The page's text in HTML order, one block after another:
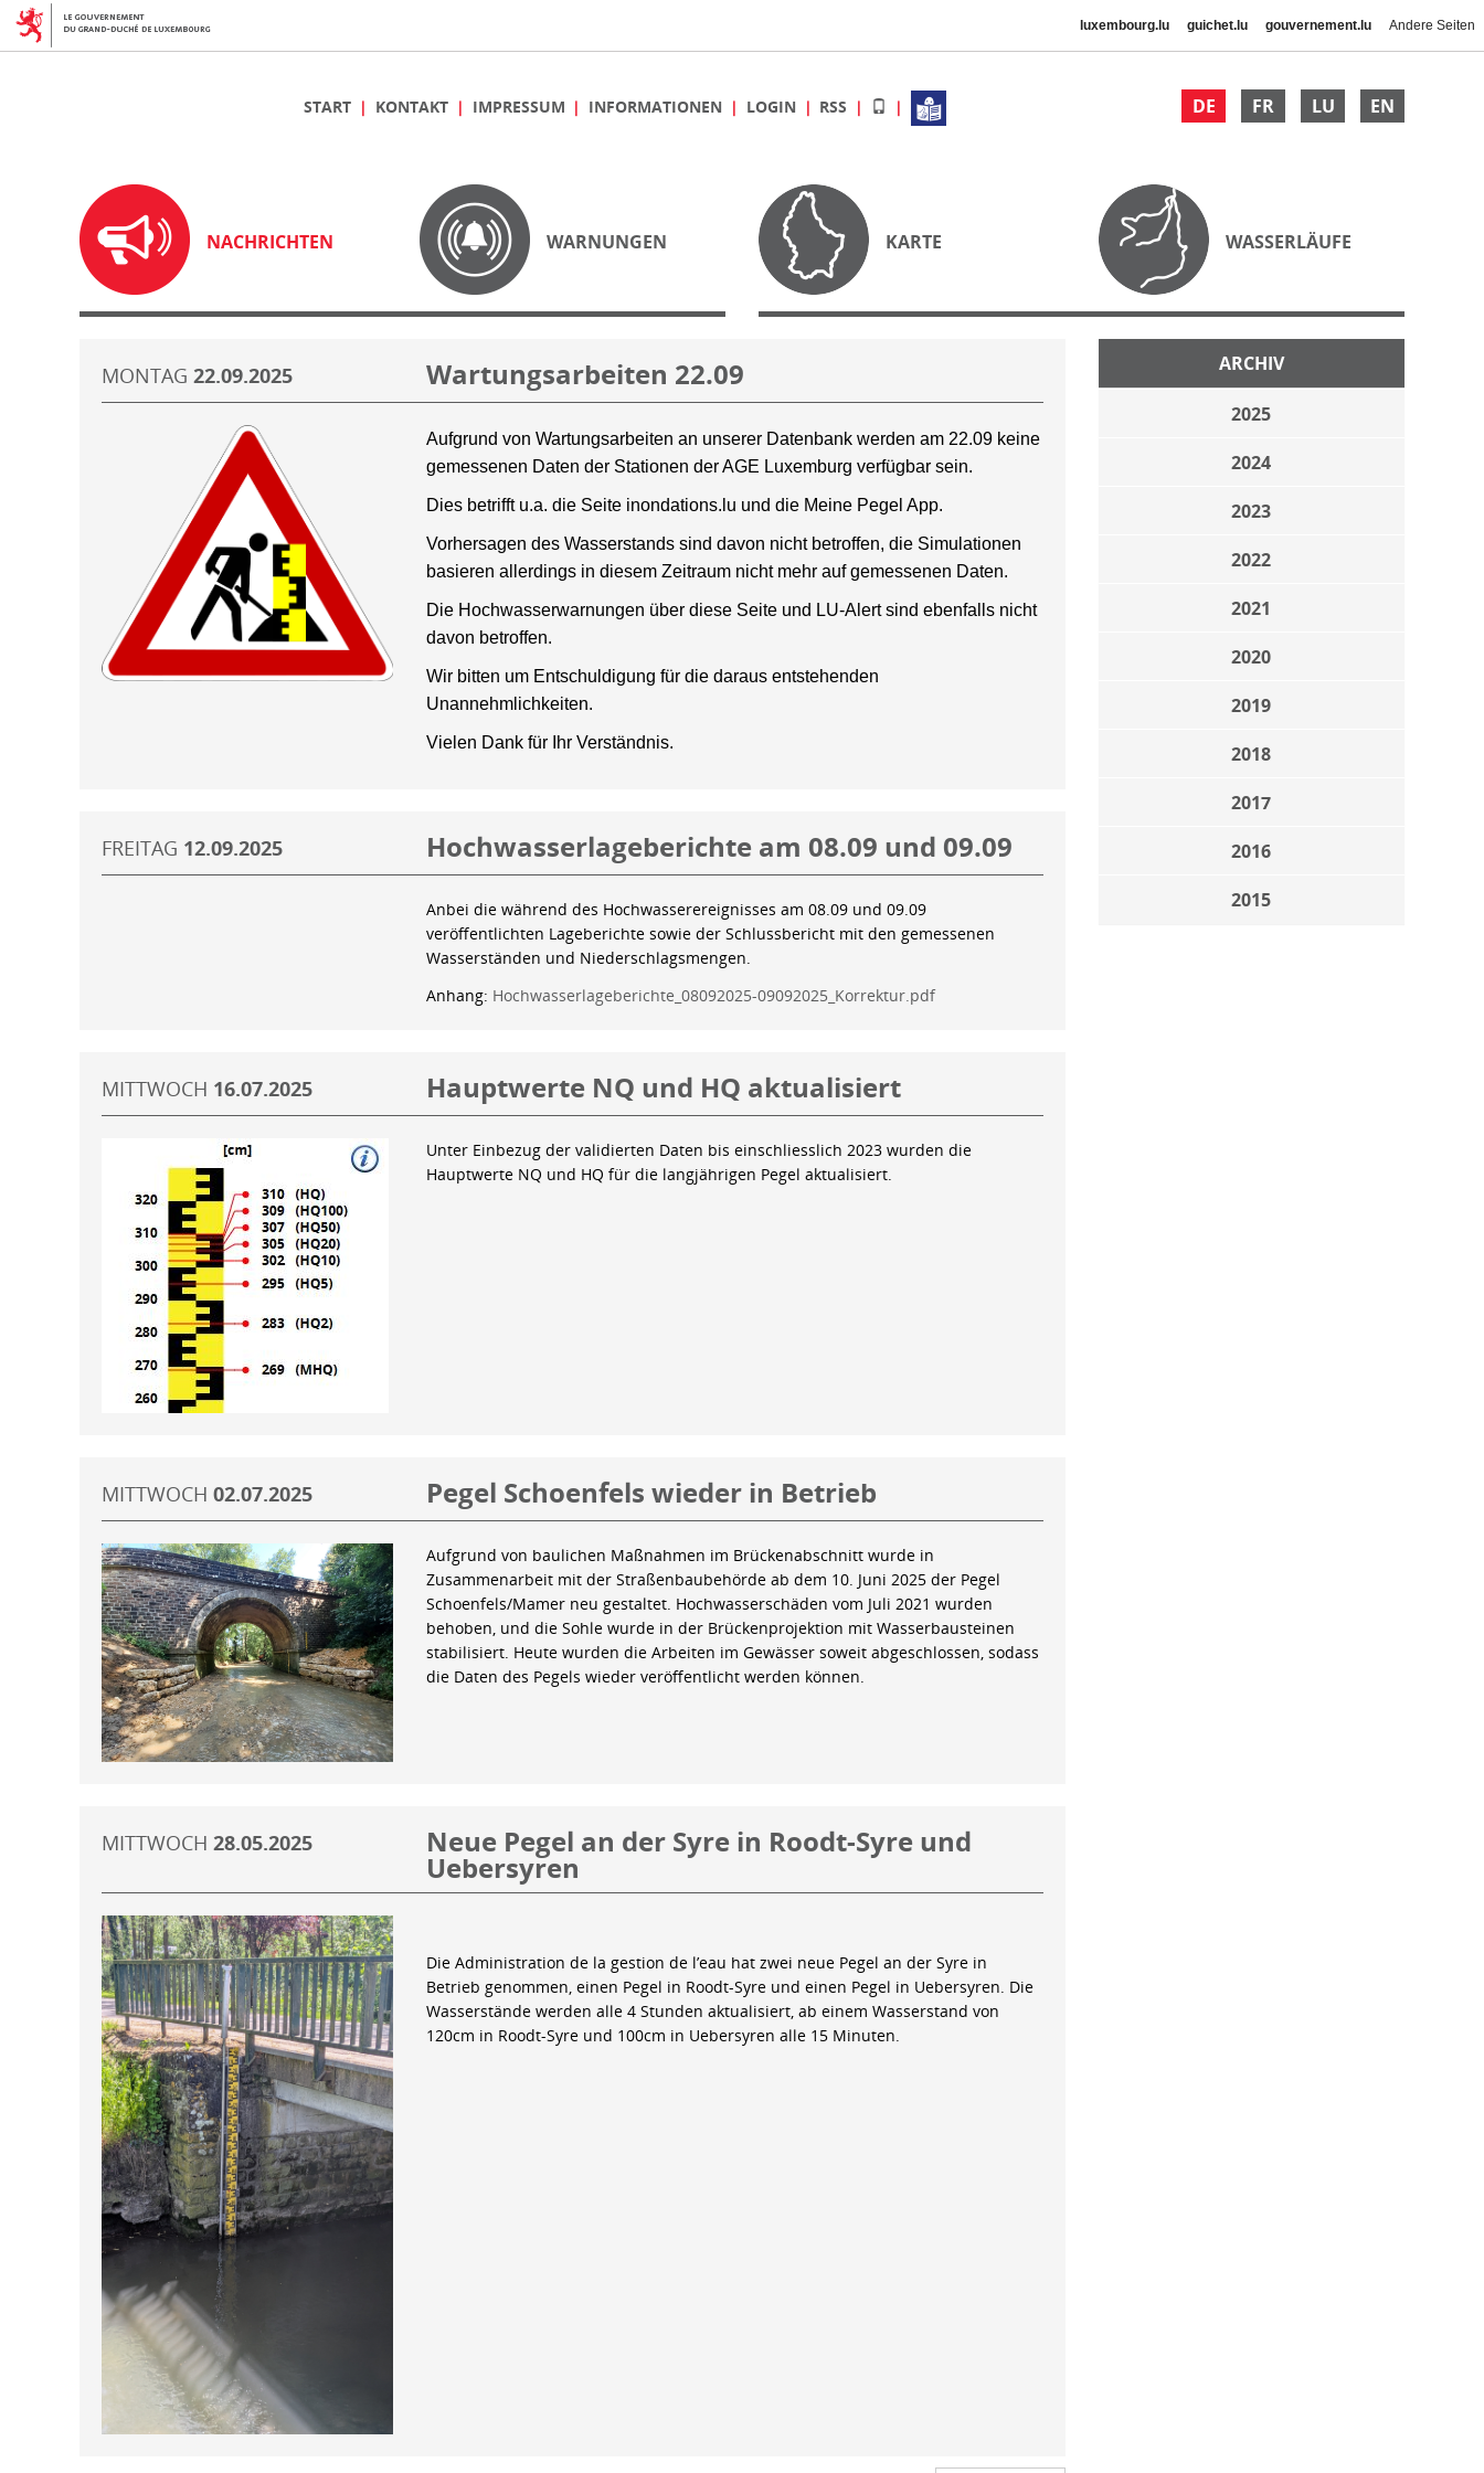
luxembourg.lu guichet.lu gouvernement.lu Andere Seiten
DE FR LU EN
START KONTAKT IMPRESSUM INFORMATIONEN LOGIN RSS
NACHRICHTEN WARNUNGEN KARTE WASSERLÄUFE
ARCHIV
2025
2024
2023
2022
2021
2020
2019
2018
2017
2016
2015
MONTAG 22.09.2025 Wartungsarbeiten 22.09
Aufgrund von Wartungsarbeiten an unserer Datenbank werden am 22.09 keine
gemessenen Daten der Stationen der AGE Luxemburg verfügbar sein.
Dies betrifft u.a. die Seite inondations.lu und die Meine Pegel App.
Vorhersagen des Wasserstands sind davon nicht betroffen, die Simulationen
basieren allerdings in diesem Zeitraum nicht mehr auf gemessenen Daten.
Die Hochwasserwarnungen über diese Seite und LU-Alert sind ebenfalls nicht
davon betroffen.
Wir bitten um Entschuldigung für die daraus entstehenden
Unannehmlichkeiten.
Vielen Dank für Ihr Verständnis.
FREITAG 12.09.2025 Hochwasserlageberichte am 08.09 und 09.09
Anbei die während des Hochwasserereignisses am 08.09 und 09.09
veröffentlichten Lageberichte sowie der Schlussbericht mit den gemessenen
Wasserständen und Niederschlagsmengen.
Anhang: Hochwasserlageberichte_08092025-09092025_Korrektur.pdf
MITTWOCH 16.07.2025 Hauptwerte NQ und HQ aktualisiert
Unter Einbezug der validierten Daten bis einschliesslich 2023 wurden die
Hauptwerte NQ und HQ für die langjährigen Pegel aktualisiert.
MITTWOCH 02.07.2025 Pegel Schoenfels wieder in Betrieb
Aufgrund von baulichen Maßnahmen im Brückenabschnitt wurde in
Zusammenarbeit mit der Straßenbaubehörde ab dem 10. Juni 2025 der Pegel
Schoenfels/Mamer neu gestaltet. Hochwasserschäden vom Juli 2021 wurden
behoben, und die Sohle wurde in der Brückenprojektion mit Wasserbausteinen
stabilisiert. Heute wurden die Arbeiten im Gewässer soweit abgeschlossen, sodass
die Daten des Pegels wieder veröffentlicht werden können.
MITTWOCH 28.05.2025 Neue Pegel an der Syre in Roodt-Syre und
Uebersyren
Die Administration de la gestion de l’eau hat zwei neue Pegel an der Syre in
Betrieb genommen, einen Pegel in Roodt-Syre und einen Pegel in Uebersyren. Die
Wasserstände werden alle 4 Stunden aktualisiert, ab einem Wasserstand von
120cm in Roodt-Syre und 100cm in Uebersyren alle 15 Minuten.